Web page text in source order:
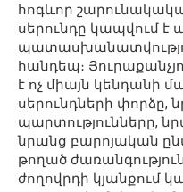
հոգևոր
սերունդը կապվում է
հանդեպ։
է ոչ միայն կենդանի
սերունդների փորձը,
պարտությունները,
նրանց բարոյական
թողած
ժողովրդի կյանքում